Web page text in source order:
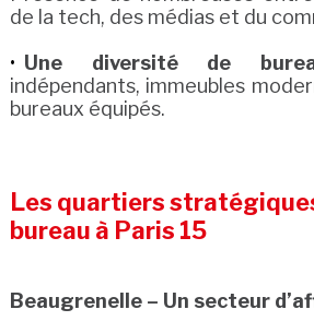
de la tech, des médias et du
Une diversité de
indépendants, immeubles
bureaux équipés.
Les quartiers
bureau à Paris 15
Beaugrenelle – Un secteur